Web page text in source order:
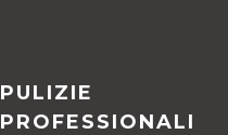
PULIZIE
PROFESSIONALI